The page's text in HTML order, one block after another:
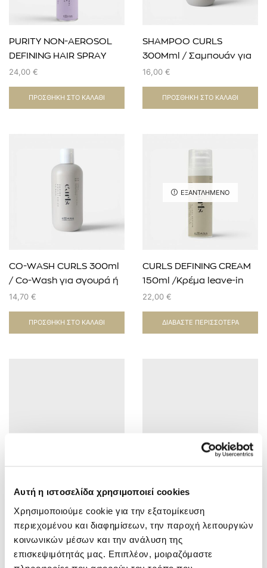
Αυτή η ιστοσελίδα χρησιμοποιεί cookies
Χρησιμοποιούμε cookie για την εξατομίκευση
περιεχομένου και διαφημίσεων, την παροχή λειτουργιών
κοινωνικών μέσων και την ανάλυση της
επισκεψιμότητάς μας. Επιπλέον, μοιραζόμαστε
PURITY NON-AEROSOL
DEFINING HAIR SPRAY
400 ML BLOW DRY &
STYLING
24,00 €
ΠΡΟΣΘΉΚΗ ΣΤΟ ΚΑΛΆΘΙ
SHAMPOO CURLS
300Mml / Σαμπουάν για
σγουρά ή κυματιστά
μαλλιά
16,00 €
ΠΡΟΣΘΉΚΗ ΣΤΟ ΚΑΛΆΘΙ
CO-WASH CURLS 300ml
/ Co-Wash για σγουρά ή
κυματιστά μαλλιά
14,70 €
ΠΡΟΣΘΉΚΗ ΣΤΟ ΚΑΛΆΘΙ
ΕΞΑΝΤΛΗΜΈΝΟ
CURLS DEFINING CREAM
150ml /Κρέμα leave-in
διαμόρφωσης για
σγουρά
22,00 €
ΔΙΑΒΆΣΤΕ ΠΕΡΙΣΣΌΤΕΡΑ
MASK CURLS 200ml /
ΠΡΟΣΘΉΚΗ ΣΤΟ ΚΑΛΆΘΙ
MOUSSE GEL CURLS
ΠΡΟΣΘΉΚΗ ΣΤΟ ΚΑΛΆΘΙ